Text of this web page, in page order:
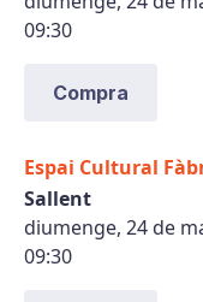
09:30
Compra
Espai Cultural
Sallent
diumenge, 24 de
09:30